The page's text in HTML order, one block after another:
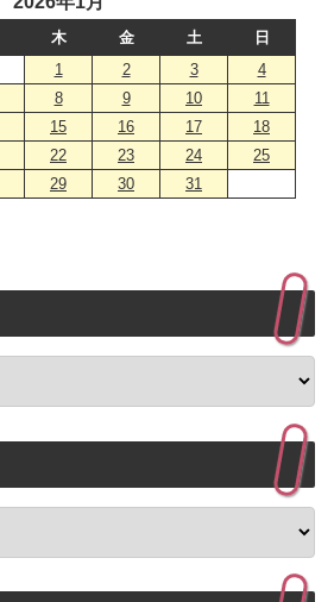
木 金 土
日
1
2 3
4
8 9 10
11
15 16 17
18
22 23 24
25
29 30 31